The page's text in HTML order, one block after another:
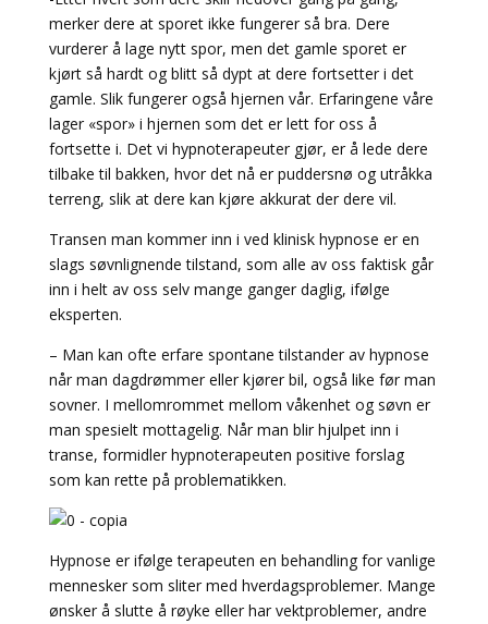
merker dere at sporet ikke fungerer så bra. Dere
vurderer å lage nytt spor, men det gamle sporet er
kjørt så hardt og blitt så dypt at dere fortsetter i det
gamle. Slik fungerer også hjernen vår. Erfaringene våre
lager «spor» i hjernen som det er lett for oss å
fortsette i. Det vi hypnoterapeuter gjør, er å lede dere
tilbake til bakken, hvor det nå er puddersnø og utråkka
terreng, slik at dere kan kjøre akkurat der dere vil.
Transen man kommer inn i ved klinisk hypnose er en
slags søvnlignende tilstand, som alle av oss faktisk går
inn i helt av oss selv mange ganger daglig, ifølge
eksperten.
– Man kan ofte erfare spontane tilstander av hypnose
når man dagdrømmer eller kjører bil, også like før man
sovner. I mellomrommet mellom våkenhet og søvn er
man spesielt mottagelig. Når man blir hjulpet inn i
transe, formidler hypnoterapeuten positive forslag
som kan rette på problematikken.
Hypnose er ifølge terapeuten en behandling for vanlige
mennesker som sliter med hverdagsproblemer. Mange
ønsker å slutte å røyke eller har vektproblemer, andre